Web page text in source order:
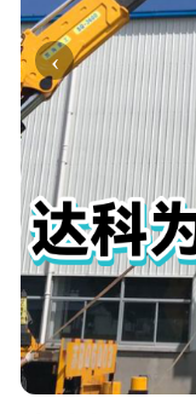
‹